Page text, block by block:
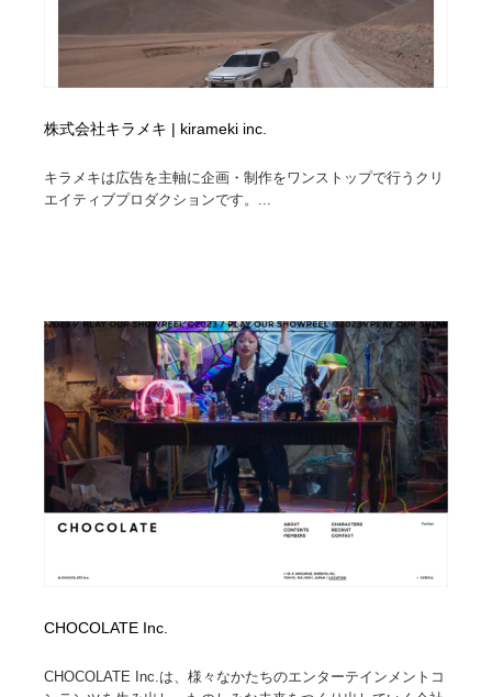
株式会社キラメキ | kirameki inc.
キラメキは広告を主軸に企画・制作をワンストップで行うクリ
エイティブプロダクションです。...
CHOCOLATE Inc.
CHOCOLATE Inc.は、様々なかたちのエンターテインメントコ